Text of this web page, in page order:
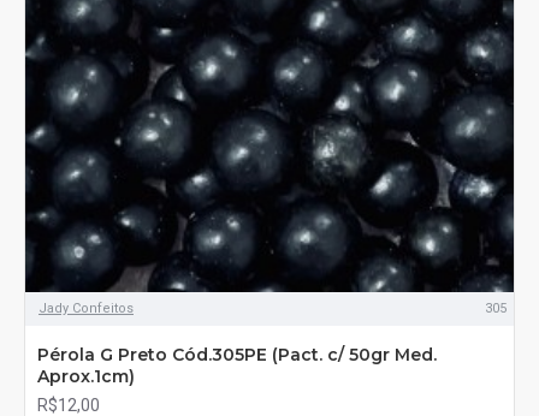
Jady Confeitos 305
Pérola G Preto Cód.305PE (Pact. c/ 50gr Med.
Aprox.1cm)
R$12,00